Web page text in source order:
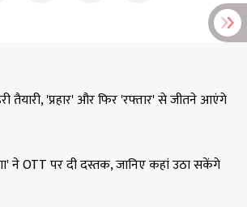
तैयारी, 'प्रहार' और फिर 'रफ्तार' से जीतने आएंगे
ने OTT पर दी दस्तक, जानिए कहां उठा सकेंगे